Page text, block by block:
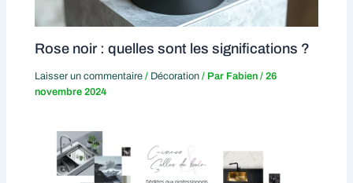
Rose noir : quelles sont les significations ?
Laisser un commentaire / Décoration / Par Fabien/26
novembre 2024